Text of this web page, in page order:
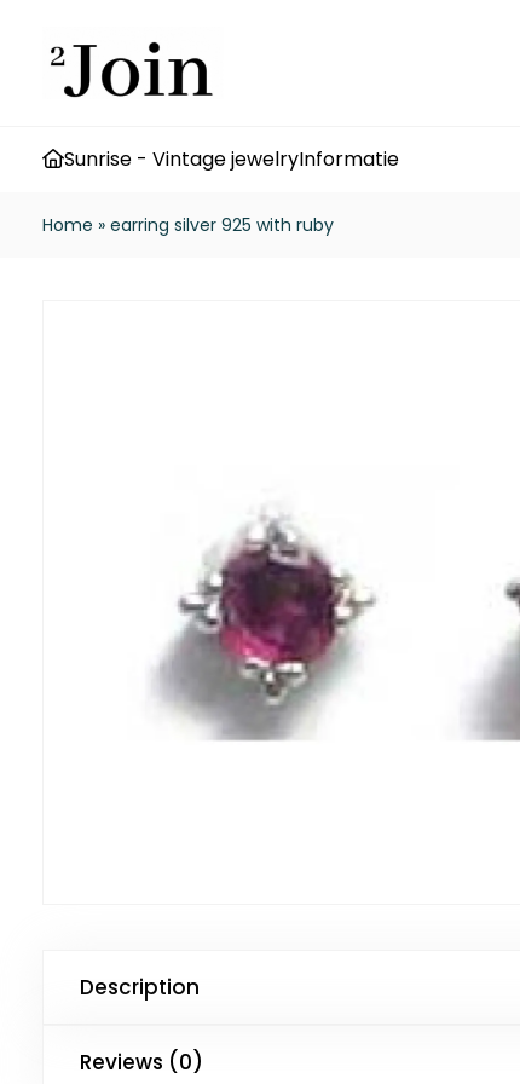
Sunrise - Vintage jewelryInformatie
Home » earring silver 925 with ruby
Description
Reviews (0)